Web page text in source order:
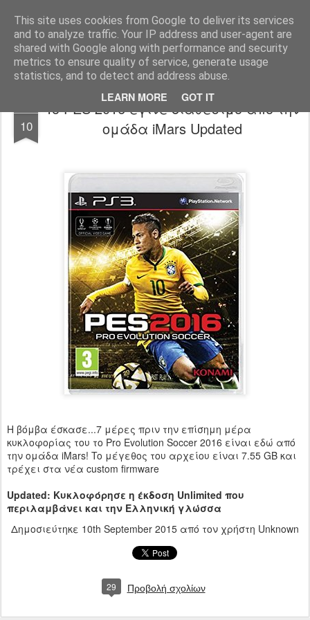
This site uses cookies from Google to deliver its services
and to analyze traffic. Your IP address and user-agent are
shared with Google along with performance and security
metrics to ensure quality of service, generate usage
statistics, and to detect and address abuse.
LEARN MORE GOT IT
www.psjailbreak.gr Καλωσήρθατε στο No1 site για τις κονσόλες Playstation στην Ελλάδα
Pages
10
To PES 2016 έγινε διαθέσιμο από την
ομάδα iMars Updated
H βόμβα έσκασε...7 μέρες πριν την επίσημη μέρα
κυκλοφορίας του το Pro Evolution Soccer 2016 είναι εδώ από
την ομάδα iMars! To μέγεθος του αρχείου είναι 7.55 GB και
τρέχει στα νέα custom firmware
Updated: Κυκλοφόρησε η έκδοση Unlimited που
περιλαμβάνει και την Ελληνική γλώσσα
Δημοσιεύτηκε 10th September 2015 από τον χρήστη Unknown
29 Προβολή σχολίων